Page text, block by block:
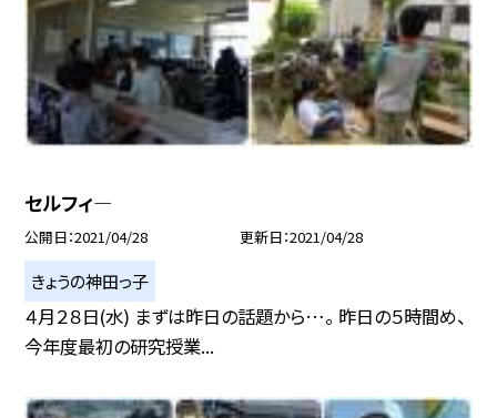
セルフィ—
公開日 2021/04/28 更新日 2021/04/28
きょうの神田っ子
４月２８日(水) まずは昨日の話題から…。 昨日の５時間め、
今年度最初の研究授業...